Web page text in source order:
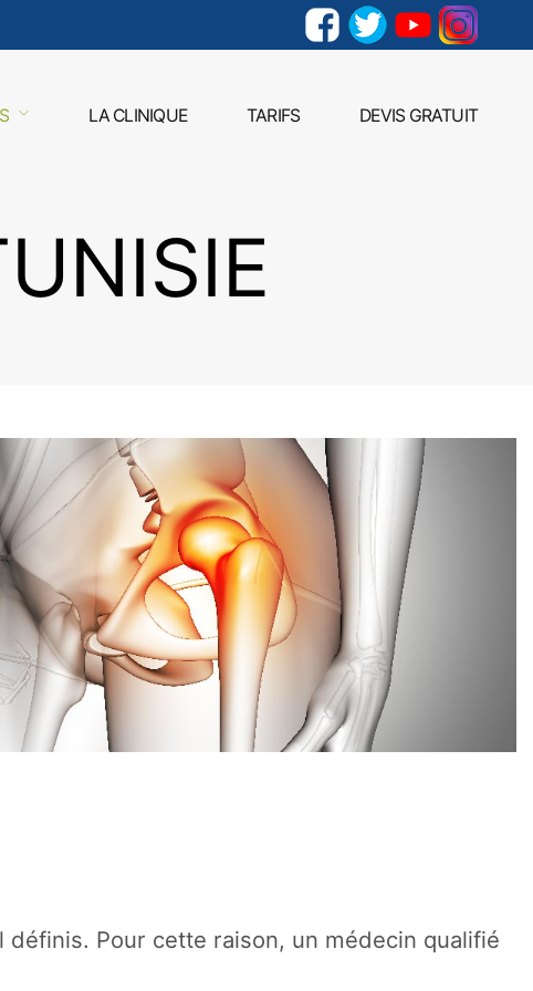
LA CLINIQUE TARIFS DEVIS GRATUIT
Pour cette raison, un médecin qualifié